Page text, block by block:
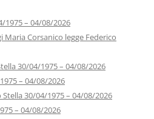
1975 – 04/08/2026
Maria Corsanico legge Federico
30/04/1975 – 04/08/2026
– 04/08/2026
Stella 30/04/1975 – 04/08/2026
– 04/08/2026